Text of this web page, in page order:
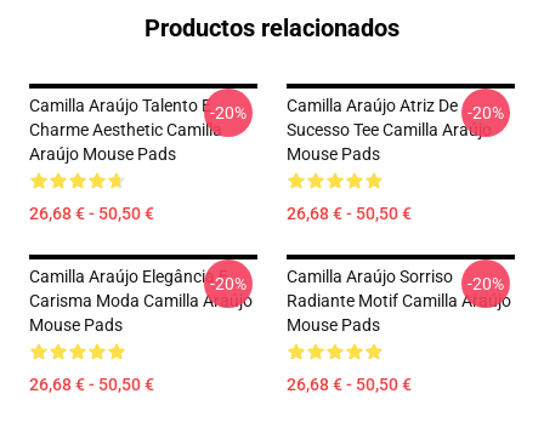
Productos relacionados
Camilla Araújo Talento E
Charme Aesthetic Camilla
Araújo Mouse Pads
26,68 € - 50,50 €
-20%
Camilla Araújo Atriz De
Sucesso Tee Camilla Araújo
Mouse Pads
26,68 € - 50,50 €
-20%
Camilla Araújo Elegância E
Carisma Moda Camilla Araújo
Mouse Pads
26,68 € - 50,50 €
-20%
Camilla Araújo Sorriso
Radiante Motif Camilla Araújo
Mouse Pads
26,68 € - 50,50 €
-20%